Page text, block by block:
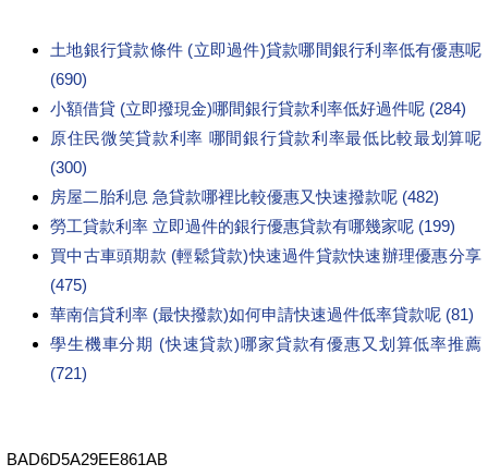
土地銀行貸款條件 (立即過件)貸款哪間銀行利率低有優惠呢
(690)
小額借貸 (立即撥現金)哪間銀行貸款利率低好過件呢 (284)
原住民微笑貸款利率 哪間銀行貸款利率最低比較最划算呢
(300)
房屋二胎利息 急貸款哪裡比較優惠又快速撥款呢 (482)
勞工貸款利率 立即過件的銀行優惠貸款有哪幾家呢 (199)
買中古車頭期款 (輕鬆貸款)快速過件貸款快速辦理優惠分享
(475)
華南信貸利率 (最快撥款)如何申請快速過件低率貸款呢 (81)
學生機車分期 (快速貸款)哪家貸款有優惠又划算低率推薦
(721)
BAD6D5A29EE861AB